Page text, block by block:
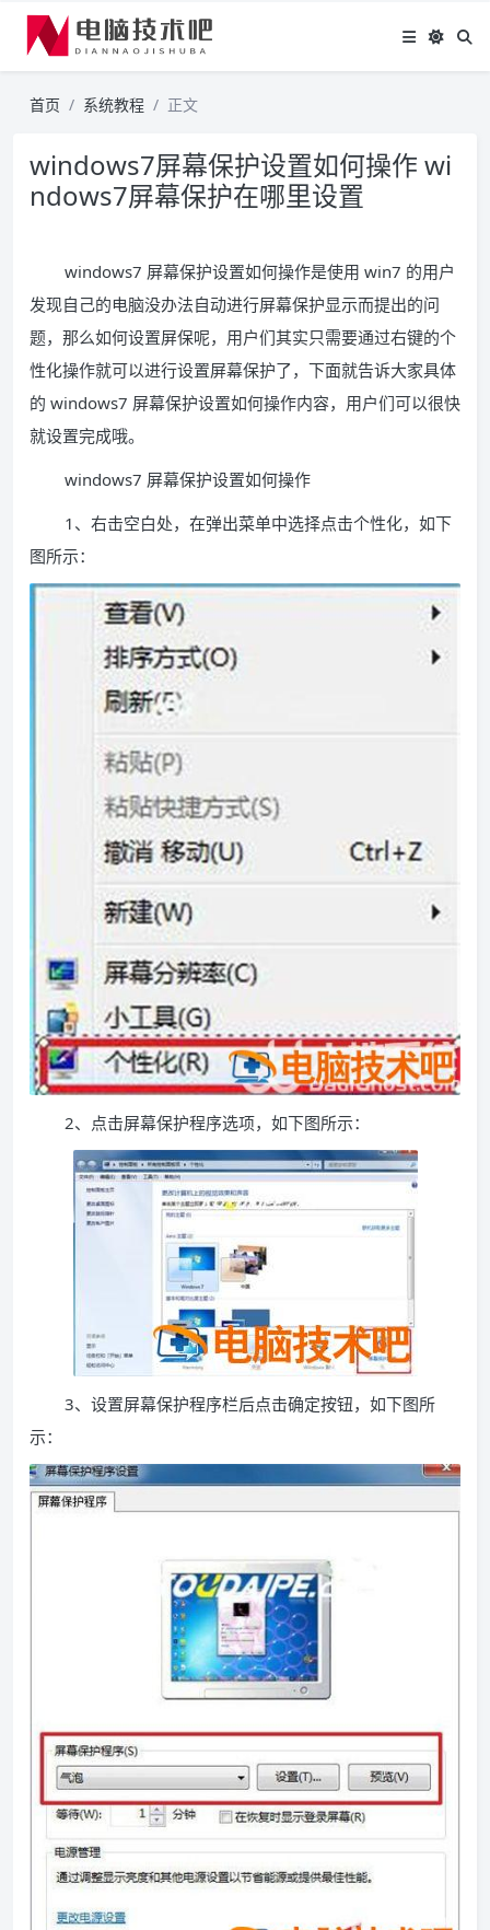
首页 系统教程 正文
windows7屏幕保护设置如何操作 wi
ndows7屏幕保护在哪里设置
windows7 屏幕保护设置如何操作是使用 win7 的用户
发现自己的电脑没办法自动进行屏幕保护显示而提出的问
题，那么如何设置屏保呢，用户们其实只需要通过右键的个
性化操作就可以进行设置屏幕保护了，下面就告诉大家具体
的 windows7 屏幕保护设置如何操作内容，用户们可以很快
就设置完成哦。
windows7 屏幕保护设置如何操作
1、右击空白处，在弹出菜单中选择点击个性化，如下
图所示：
2、点击屏幕保护程序选项，如下图所示：
3、设置屏幕保护程序栏后点击确定按钮，如下图所
示：